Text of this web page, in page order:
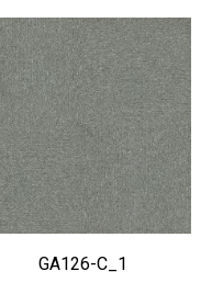
GA126-C_1